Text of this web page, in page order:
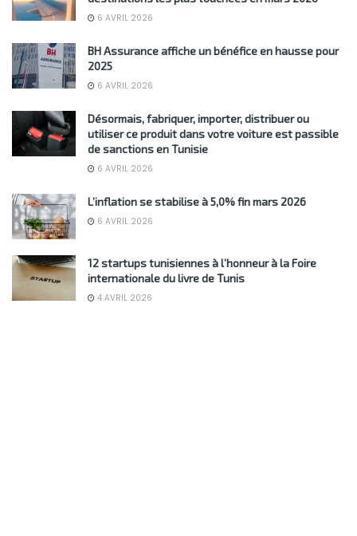
6 AVRIL 2026
BH Assurance affiche un bénéfice en hausse pour
2025
6 AVRIL 2026
Désormais, fabriquer, importer, distribuer ou
utiliser ce produit dans votre voiture est passible
de sanctions en Tunisie
6 AVRIL 2026
L’inflation se stabilise à 5,0% fin mars 2026
6 AVRIL 2026
12 startups tunisiennes à l’honneur à la Foire
internationale du livre de Tunis
4 AVRIL 2026